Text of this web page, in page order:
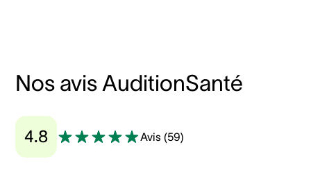
Nos avis AuditionSanté
4.8 Avis (59)